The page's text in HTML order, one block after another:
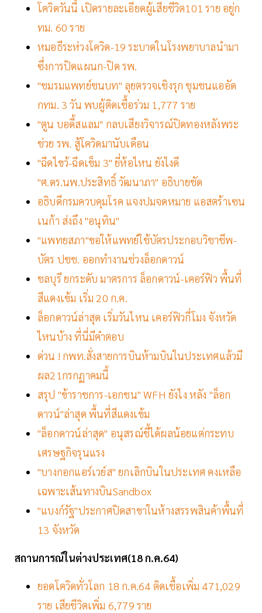
โควิดวันนี้ เปิดรายละเอียดผู้เสียชีวิต101 ราย อยู่ก
ทม. 60 ราย
หมอธีระห่วงโควิด-19 ระบาดในโรงพยาบาลนำมา
ซึ่งการปิดแผนก-ปิด รพ.
"ชมรมแพทย์ชนบท" ลุยตรวจเชิงรุก ชุมชนแออัด
กทม. 3 วัน พบผู้ติดเชื้อร่วม 1,777 ราย
"ตูน บอดี้สแลม" กลบเสียงวิจารณ์ปิดทองหลังพระ
ช่วย รพ. สู้โควิดมานับเดือน
"ฉีดไขว้-ฉีดเข็ม 3" ยี่ห้อไหน ยังไงดี
"ศ.ดร.นพ.ประสิทธิ์ วัฒนาภา" อธิบายชัด
อธิบดีกรมควบคุมโรค แจงปมจดหมาย แอสตร้าเซน
เนก้า ส่งถึง "อนุทิน"
"แพทยสภา"ขอให้แพทย์ใช้บัตรประกอบวิชาชีพ-
บัตร ปชช. ออกทำงานช่วงล็อกดาวน์
ชลบุรี ยกระดับ มาตรการ ล็อกดาวน์-เคอร์ฟิว พื้นที่
สีแดงเข้ม เริ่ม 20 ก.ค.
ล็อกดาวน์ล่าสุด เริ่มวันไหน เคอร์ฟิวกี่โมง จังหวัด
ไหนบ้าง ที่นี่มีคำตอบ
ด่วน ! กพท.สั่งสายการบินห้ามบินในประเทศแล้วมี
ผล21กรกฏาคมนี้
สรุป "ข้าราชการ-เอกชน" WFH ยังไง หลัง "ล็อก
ดาวน์"ล่าสุด พื้นที่สีแดงเข้ม
"ล็อกดาวน์ล่าสุด" อนุสรณ์ชี้ได้ผลน้อยแต่กระทบ
เศรษฐกิจรุนแรง
"บางกอกแอร์เวย์ส" ยกเลิกบินในประเทศ คงเหลือ
เฉพาะเส้นทางบินSandbox
"แบงก์รัฐ"ประกาศปิดสาขาในห้างสรรพสินค้าพื้นที่
13 จังหวัด
สถานการณ์ในต่างประเทศ(18 ก.ค.64)
ยอดโควิดทั่วโลก 18 ก.ค.64 ติดเชื้อเพิ่ม 471,029
ราย เสียชีวิตเพิ่ม 6,779 ราย